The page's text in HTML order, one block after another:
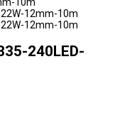
240LED-